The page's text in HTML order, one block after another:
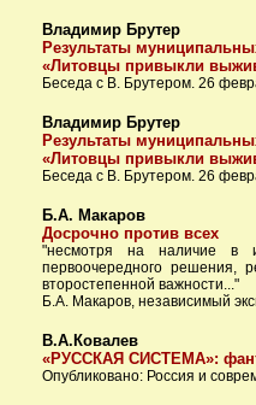
Владимир Брутер
Результаты
«Литовцы привыкли
Беседа с В. Брутером. 26
Владимир Брутер
Результаты
«Литовцы привыкли
Беседа с В. Брутером. 26
Б.А. Макаров
Досрочно против всех
"несмотря на наличие в
первоочередного решения,
второстепенной важности..."
Б.А. Макаров, независимый
В.А.Ковалев
«РУССКАЯ СИСТЕМА»:
Опубликовано: Россия и